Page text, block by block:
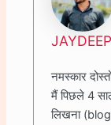
नमस्कार
मैं पिछले 4
लिखना